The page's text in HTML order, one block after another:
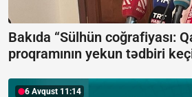
Bakıda “Sülhün coğrafiyası:
proqramının yekun tədbiri
6 Avqust 11:14